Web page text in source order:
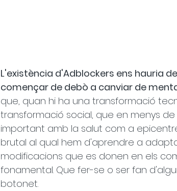
L'existència d'Adblockers ens hauria
començar de debò a canviar de
que, quan hi ha una transformació
transformació social, que en menys
important amb la salut com a
brutal al qual hem d'aprendre a
modificacions que es donen en els
fonamental. Que fer-se o ser fan
botonet.